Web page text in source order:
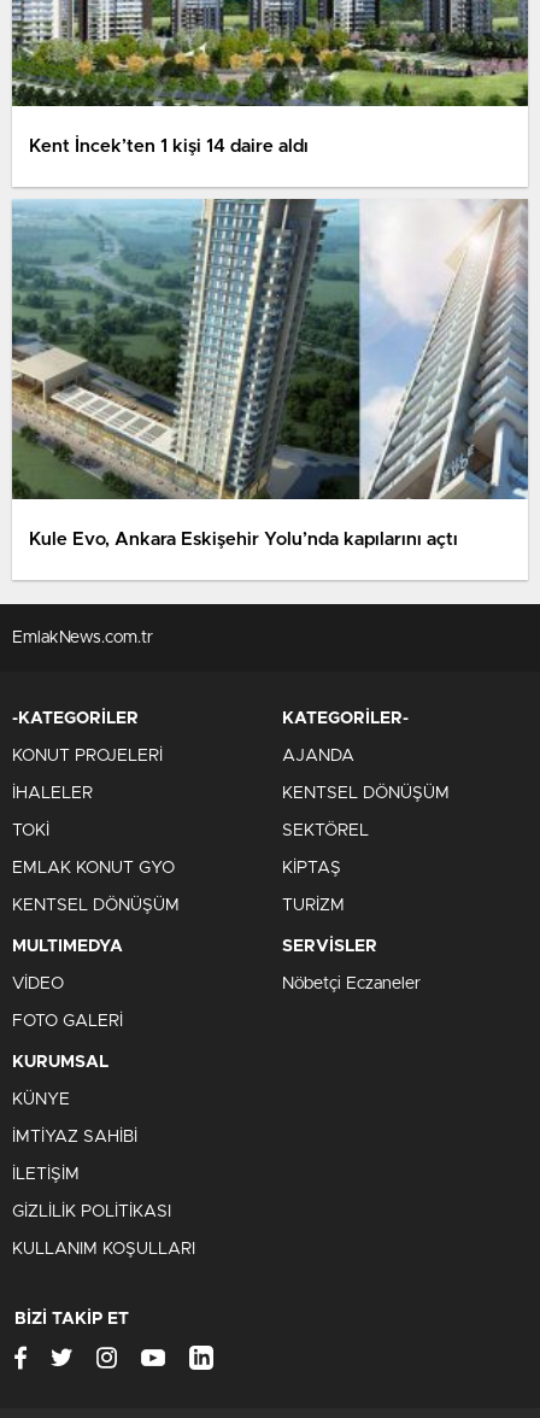
Kent İncek’ten 1 kişi 14 daire aldı
Kule Evo, Ankara Eskişehir Yolu’nda kapılarını açtı
EmlakNews.com.tr
-KATEGORİLER
KONUT PROJELERİ
İHALELER
TOKİ
EMLAK KONUT GYO
KENTSEL DÖNÜŞÜM
KATEGORİLER-
AJANDA
KENTSEL DÖNÜŞÜM
SEKTÖREL
KİPTAŞ
TURİZM
MULTIMEDYA
VİDEO
FOTO GALERİ
SERVİSLER
Nöbetçi Eczaneler
KURUMSAL
KÜNYE
İMTİYAZ SAHİBİ
İLETİŞİM
GİZLİLİK POLİTİKASI
KULLANIM KOŞULLARI
BİZİ TAKİP ET